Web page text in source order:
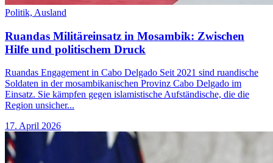
Politik, Ausland
Ruandas Militäreinsatz in Mosambik: Zwischen
Hilfe und politischem Druck
Ruandas Engagement in Cabo Delgado Seit 2021 sind ruandische
Soldaten in der mosambikanischen Provinz Cabo Delgado im
Einsatz. Sie kämpfen gegen islamistische Aufständische, die die
Region unsicher...
17. April 2026